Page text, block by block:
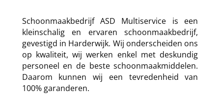
Schoonmaakbedrijf ASD Multiservice
is een
kleinschalig en ervaren schoonmaakbedrijf,
gevestigd in Harderwijk. Wij onderscheiden ons
op kwaliteit, wij werken enkel met deskundig
personeel en de beste schoonmaakmiddelen.
Daarom kunnen wij een tevredenheid van
100% garanderen.